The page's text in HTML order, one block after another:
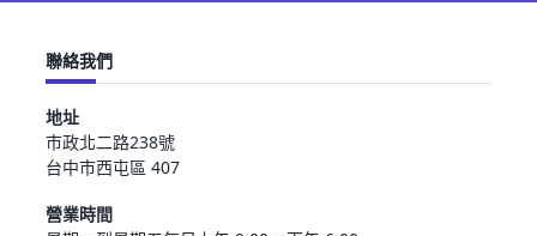
聯絡我們
地址
市政北二路238號
台中市西屯區 407
營業時間